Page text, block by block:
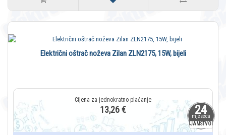
24
mjeseca
JAMSTVO
Električni oštrač noževa Zilan ZLN2175, 15W, bijeli
13,26 €